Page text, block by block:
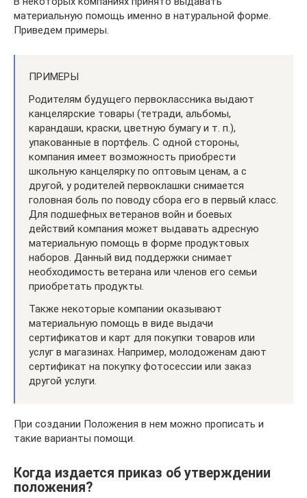
материальную помощь именно в натуральной форме.
Приведем примеры.
ПРИМЕРЫ
Родителям будущего первоклассника выдают
канцелярские товары (тетради, альбомы,
карандаши, краски, цветную бумагу и т. п.),
упакованные в портфель. С одной стороны,
компания имеет возможность приобрести
школьную канцелярку по оптовым ценам, а с
другой, у родителей первоклашки снимается
головная боль по поводу сбора его в первый класс.
Для подшефных ветеранов войн и боевых
действий компания может выдавать адресную
материальную помощь в форме продуктовых
наборов. Данный вид поддержки снимает
необходимость ветерана или членов его семьи
приобретать продукты.
Также некоторые компании оказывают
материальную помощь в виде выдачи
сертификатов и карт для покупки товаров или
услуг в магазинах. Например, молодоженам дают
сертификат на покупку фотосессии или заказ
другой услуги.
При создании Положения в нем можно прописать и
такие варианты помощи.
Когда издается приказ об утверждении
положения?